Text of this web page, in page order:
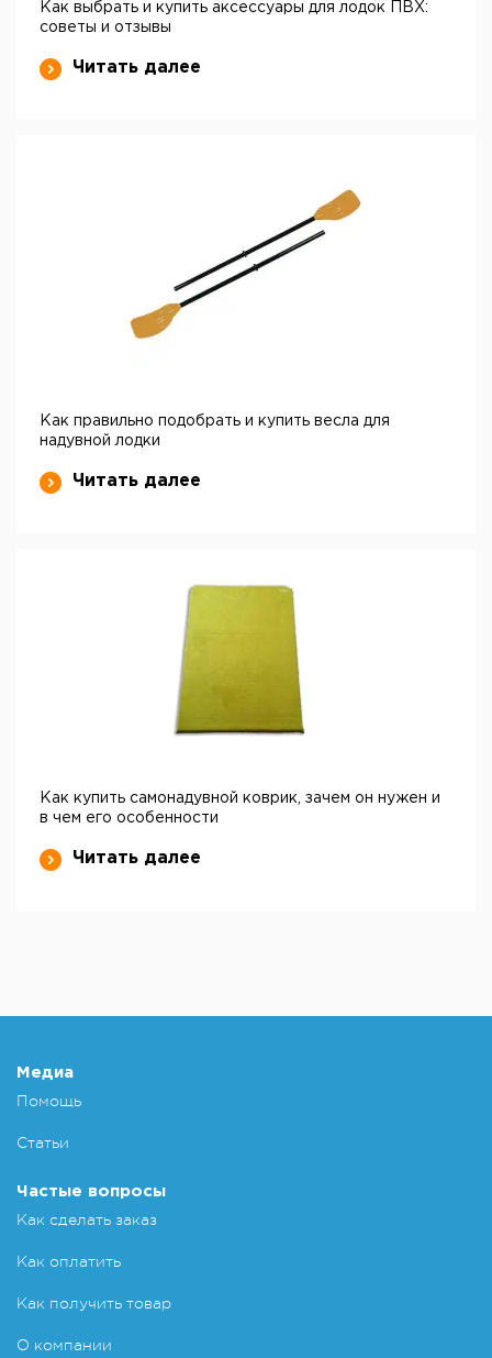
Как выбрать и купить аксессуары для лодок ПВХ:
советы и отзывы
Читать далее
Как правильно подобрать и купить весла для
надувной лодки
Читать далее
Как купить самонадувной коврик, зачем он нужен и
в чем его особенности
Читать далее
Медиа
Помощь
Статьи
Частые вопросы
Как сделать заказ
Как оплатить
Как получить товар
О компании